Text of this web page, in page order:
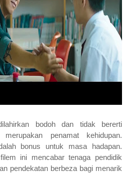
bodoh dan tidak bererti
penamat kehidupan.
bonus untuk masa hadapan.
ini mencabar tenaga pendidik
pendekatan berbeza bagi menarik